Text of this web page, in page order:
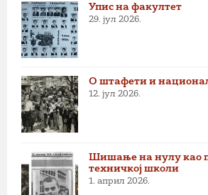
Упис на факултет
29. јул 2026.
О штафети и
12. јул 2026.
Шишање на нулу као
техничкој школи
1. април 2026.